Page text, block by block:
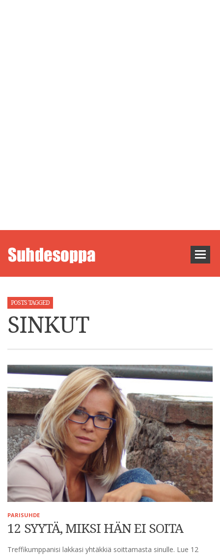
POSTS TAGGED
SINKUT
PARISUHDE
12 SYYTÄ, MIKSI HÄN EI SOITA
Treffikumppanisi lakkasi yhtäkkiä soittamasta sinulle. Lue 12